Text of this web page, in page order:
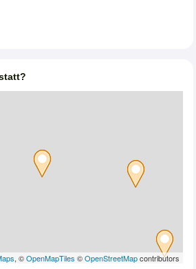
, ©OpenMapTiles ©OpenStreetMapcontributors